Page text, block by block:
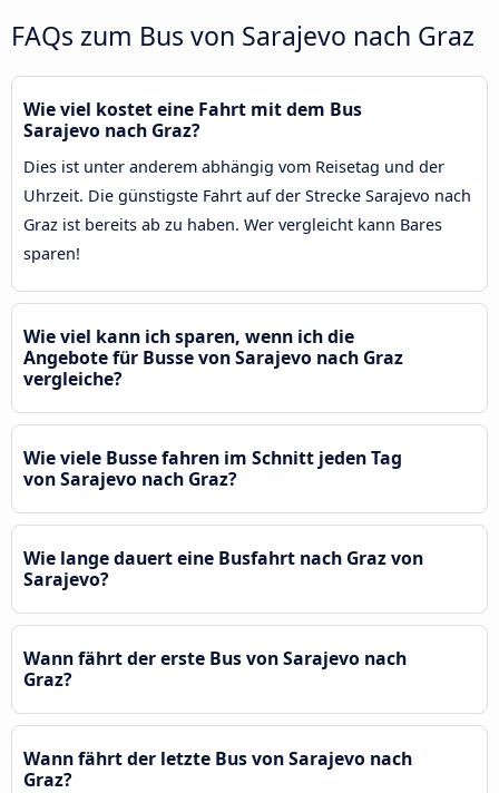
FAQs zum Bus von Sarajevo nach Graz
Wie viel kostet eine Fahrt mit dem Bus
Sarajevo nach Graz?
Dies ist unter anderem abhängig vom Reisetag und der
Uhrzeit. Die günstigste Fahrt auf der Strecke Sarajevo nach
Graz ist bereits ab zu haben. Wer vergleicht kann Bares
sparen!
Wie viel kann ich sparen, wenn ich die
Angebote für Busse von Sarajevo nach Graz
vergleiche?
Wie viele Busse fahren im Schnitt jeden Tag
von Sarajevo nach Graz?
Wie lange dauert eine Busfahrt nach Graz von
Sarajevo?
Wann fährt der erste Bus von Sarajevo nach
Graz?
Wann fährt der letzte Bus von Sarajevo nach
Graz?